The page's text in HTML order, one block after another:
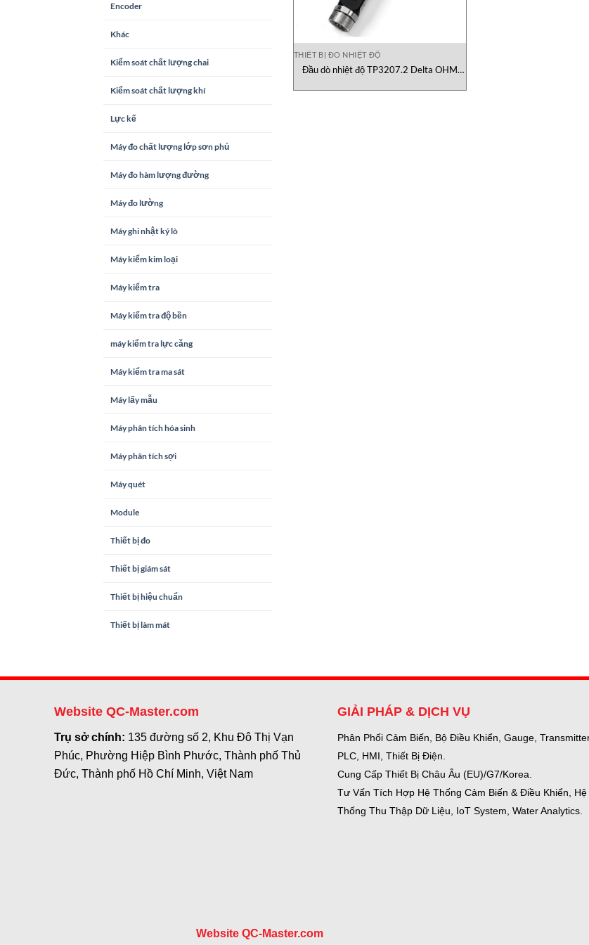
Encoder
Khác
Kiểm soát chất lượng chai
Kiểm soát chất lượng khí
Lực kế
Máy đo chất lượng lớp sơn phủ
Máy đo hàm lượng đường
Máy đo lường
Máy ghi nhật ký lò
Máy kiểm kim loại
Máy kiểm tra
Máy kiểm tra độ bền
máy kiểm tra lực căng
Máy kiểm tra ma sát
Máy lấy mẫu
Máy phân tích hóa sinh
Máy phân tích sợi
Máy quét
Module
Thiết bị đo
Thiết bị giám sát
Thiết bị hiệu chuẩn
Thiết bị làm mát
THIẾT BỊ ĐO NHIỆT ĐỘ
Đầu dò nhiệt độ TP3207.2 Delta OHM
Website QC-Master.com
Trụ sở chính: 135 đường số 2, Khu Đô Thị Vạn
Phúc, Phường Hiệp Bình Phước, Thành phố Thủ
Đức, Thành phố Hồ Chí Minh, Việt Nam
GIẢI PHÁP & DỊCH VỤ
Phân Phối Cảm Biến, Bộ Điều Khiển, Gauge,
PLC, HMI, Thiết Bị Điện.
Cung Cấp Thiết Bị Châu Âu (EU)/G7/Korea.
Tư Vấn Tích Hợp Hệ Thống Cảm Biến & Điều Khiển, Hệ
Thống Thu Thập Dữ Liệu, IoT System, Water Analytics.
Website QC-Master.com